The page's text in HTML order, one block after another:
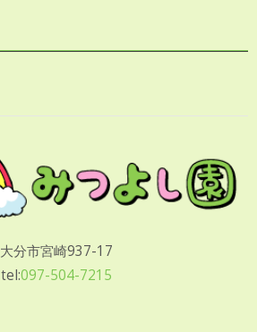
大分市宮崎937-17
tel:097-504-7215